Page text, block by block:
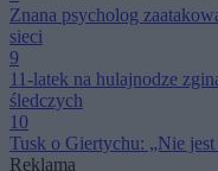
Znana psycholog
sieci
9
11-latek na hulajnodze
śledczych
10
Tusk o Giertychu: „Nie
Reklama